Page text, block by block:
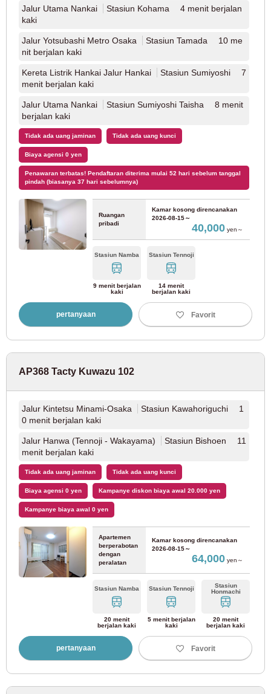
Jalur Utama Nankai
Stasiun Kohama 4 menit berjalan
kaki
Jalur Yotsubashi Metro Osaka
Stasiun Tamada 10 me
nit berjalan kaki
Kereta Listrik Hankai Jalur Hankai
Stasiun Sumiyoshi 7
menit berjalan kaki
Jalur Utama Nankai
Stasiun Sumiyoshi Taisha 8 menit
berjalan kaki
Tidak ada uang jaminan Tidak ada uang kunci
Biaya agensi 0 yen
Penawaran terbatas! Pendaftaran diterima mulai 52 hari sebelum tanggal
pindah (biasanya 37 hari sebelumnya)
Ruangan
pribadi
Kamar kosong direncanakan
2026-08-15～
40,000yen～
Stasiun Namba
9 menit berjalan
kaki
Stasiun Tennoji
14 menit
berjalan kaki
pertanyaan Favorit
AP368 Tacty Kuwazu 102
Jalur Kintetsu Minami-Osaka
Stasiun Kawahoriguchi 1
0 menit berjalan kaki
Jalur Hanwa (Tennoji - Wakayama)
Stasiun Bishoen 11
menit berjalan kaki
Tidak ada uang jaminan Tidak ada uang kunci
Biaya agensi 0 yen Kampanye diskon biaya awal 20.000 yen
Kampanye biaya awal 0 yen
Apartemen
berperabotan
dengan
peralatan
Kamar kosong direncanakan
2026-08-15～
64,000yen～
Stasiun Namba
20 menit
berjalan kaki
Stasiun Tennoji
5 menit berjalan
kaki
Stasiun
Honmachi
20 menit
berjalan kaki
pertanyaan Favorit
Jalur Utama JR Kansai (1)
Biro Transportasi Kota Kobe
Jalur Yamate Kereta Bawah Tanah Kota Kobe (1)
Transportasi kota baru Saitama
Pesawat Ulang-alik Baru (1)
Osaka
Jalur Utama JR Tokaido (37)
Metro Osaka
Jalur Kota Pelabuhan Nanko Metro Osaka (3)
Jalur Midosuji Metro Osaka
Jalur Osaka Metro Tanimachi
Jalur Osaka Metro Nagahori Tsurumi-ryokuchi (18)
Jalur Osaka Metro Sennichimae
Jalur Metro Chuo Osaka (15)
Jalur Osaka Metro Sakaisuji
Jalur Imazatosuji Metro Osaka (28)
JR Jepang Barat
Jalur Lingkar Osaka (33)
gu
n
Sela
sa
Kami
s
Jum
at
Sabt
u
Agustus
2026
2
3 4 5 6 7 8
03-6712-4346